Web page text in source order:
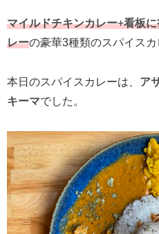
マイルドチキンカレー+看板
レーの豪華3種類のスパイスカ
本日のスパイスカレーは、 ア
キーマでした。